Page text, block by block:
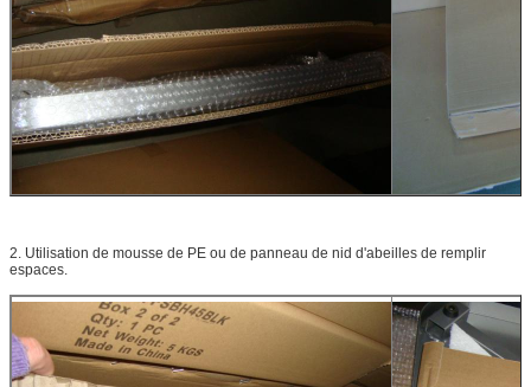
2. Utilisation de mousse de PE ou de panneau de nid d'abeilles de remplir
espaces.